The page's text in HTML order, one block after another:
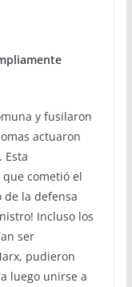
y fusilaron
actuaron
cometió el
la defensa
Incluso los
ser
pudieron
luego unirse a